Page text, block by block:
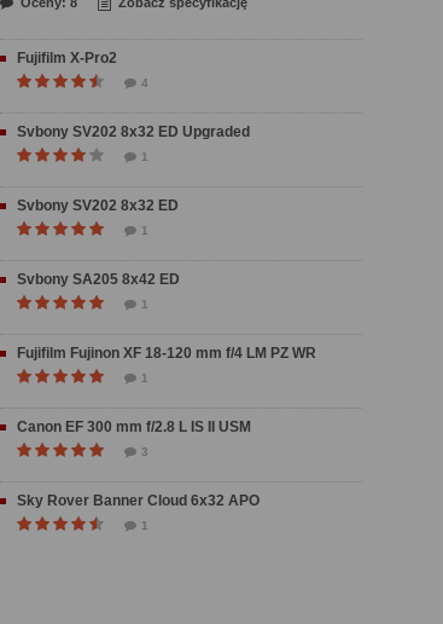
Fujifilm X-Pro2
4
Svbony SV202 8x32 ED Upgraded
1
Svbony SV202 8x32 ED
1
Svbony SA205 8x42 ED
1
Fujifilm Fujinon XF 18-120 mm f/4 LM PZ WR
1
Canon EF 300 mm f/2.8 L IS II USM
3
Sky Rover Banner Cloud 6x32 APO
1